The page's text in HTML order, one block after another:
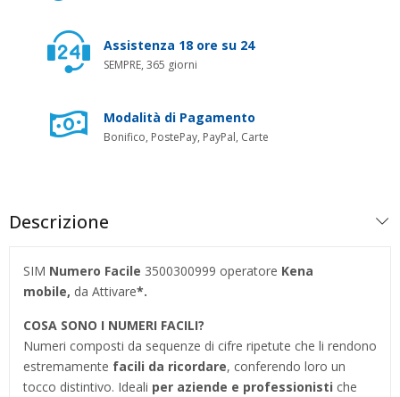
Assistenza 18 ore su 24
SEMPRE, 365 giorni
Modalità di Pagamento
Bonifico, PostePay, PayPal, Carte
Descrizione
SIM Numero Facile 3500300999 operatore Kena
mobile, da Attivare*.
COSA SONO I NUMERI FACILI?
Numeri composti da sequenze di cifre ripetute che li rendono
estremamente facili da ricordare, conferendo loro un
tocco distintivo. Ideali per aziende e professionisti che